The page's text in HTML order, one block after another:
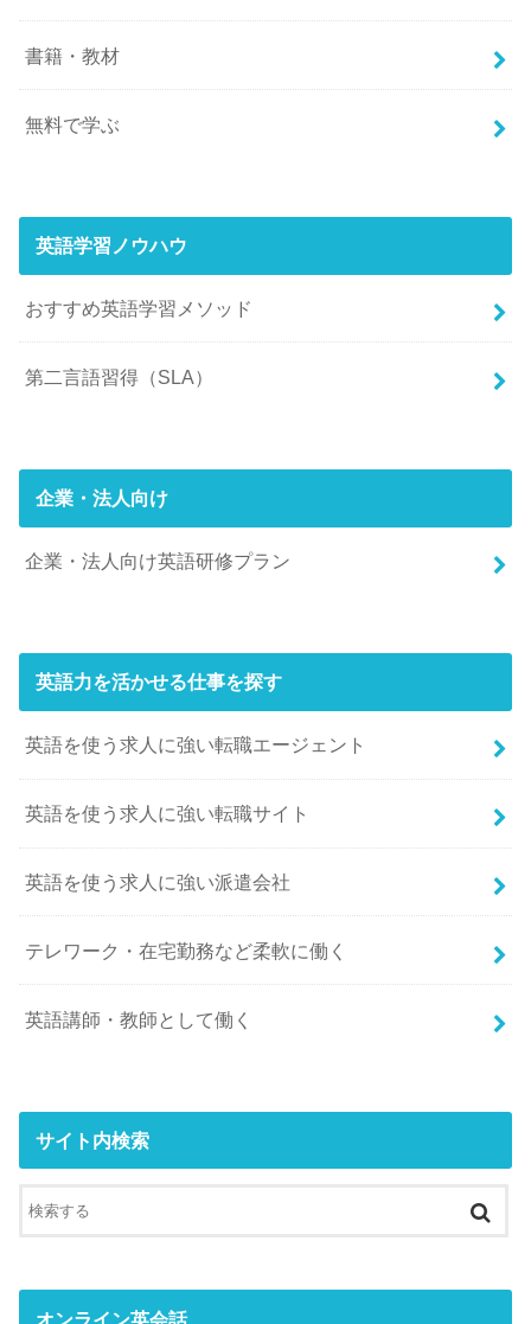
書籍・教材
無料で学ぶ
英語学習ノウハウ
おすすめ英語学習メソッド
第二言語習得（SLA）
企業・法人向け
企業・法人向け英語研修プラン
英語力を活かせる仕事を探す
英語を使う求人に強い転職エージェント
英語を使う求人に強い転職サイト
英語を使う求人に強い派遣会社
テレワーク・在宅勤務など柔軟に働く
英語講師・教師として働く
サイト内検索
オンライン英会話